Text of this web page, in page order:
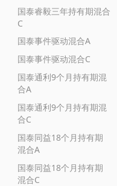
国泰睿毅三年持有期混合
C
国泰事件驱动混合A
国泰事件驱动混合C
国泰通利9个月持有期混
合A
国泰通利9个月持有期混
合C
国泰同益18个月持有期
混合A
国泰同益18个月持有期
混合C